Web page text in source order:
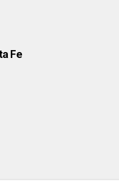
Fe